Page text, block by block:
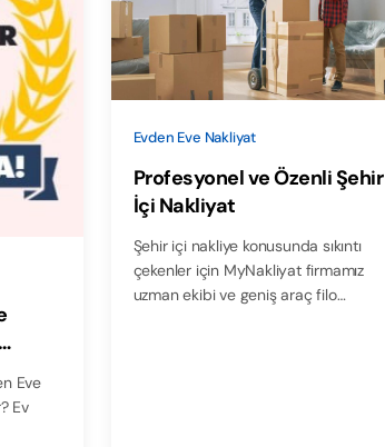
Eve
Ev
Evden Eve Nakliyat
Profesyonel ve Özenli Şehir
İçi Nakliyat
Şehir içi nakliye konusunda sıkıntı
çekenler için MyNakliyat firmamız
uzman ekibi ve geniş araç filo…